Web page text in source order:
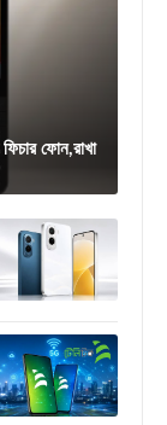
ফোন,রাখা